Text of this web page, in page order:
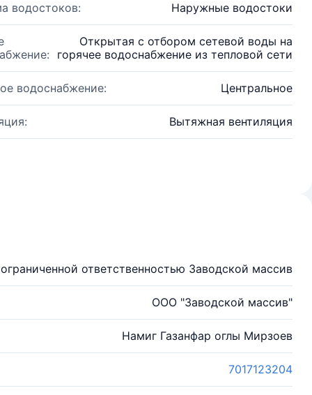
водостоков: Наружные водостоки
Открытая с отбором сетевой воды на
горячее водоснабжение из тепловой сети
водоснабжение: Центральное
Вытяжная вентиляция
ответственностью Заводской массив
ООО "Заводской массив"
Намиг Газанфар оглы Мирзоев
7017123204